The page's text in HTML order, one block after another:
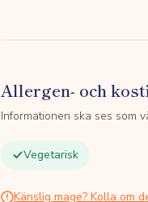
Allergen- och
Informationen ska ses som
Vegetarisk
Känslig mage? Kolla om